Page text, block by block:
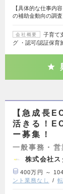
【具体的な仕事内
の補助金動向の調
会社概要
子育て
グ ・認可/認証保育
【急成長
活きる！
ー募集！
一般事務・営
株式会社ス
400万円 ～
ント業務なし